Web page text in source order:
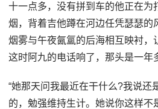
十一点多，没有拼到车的他正在为
烟，背着吉他蹲在河边任凭瑟瑟的
烟雾与午夜氤氲的后海相互映衬，
这时阿九的电话响了，那头是一年
“她那天问我最近在干什么?我说还
的，勉强维持生计。她说你这样不